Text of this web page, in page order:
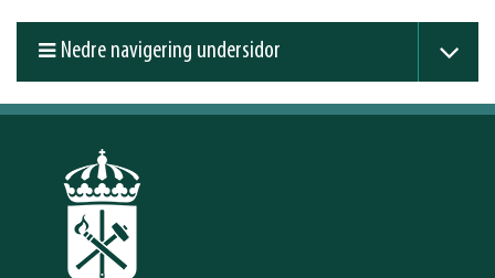
Nedre navigering undersidor